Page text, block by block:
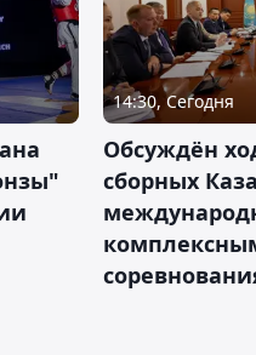
14:30, Сегодня
Обсуждён
сборных